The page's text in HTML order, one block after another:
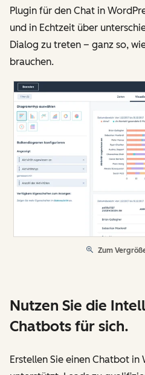
Plugin für den Chat in
und in Echtzeit über
Dialog zu treten – ganz so,
brauchen.
Zum
Nutzen Sie die
Chatbots für sich.
Erstellen Sie einen Chatbot in